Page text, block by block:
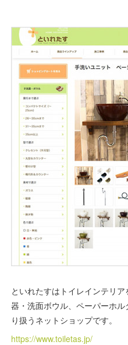
といれたすはトイレインテリ
器・洗面ボウル、ペーパーホ
り扱うネットショップです。
https://www.toiletas.jp/